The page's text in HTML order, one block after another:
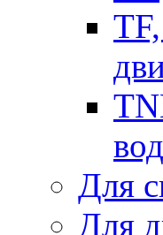
Для
Для